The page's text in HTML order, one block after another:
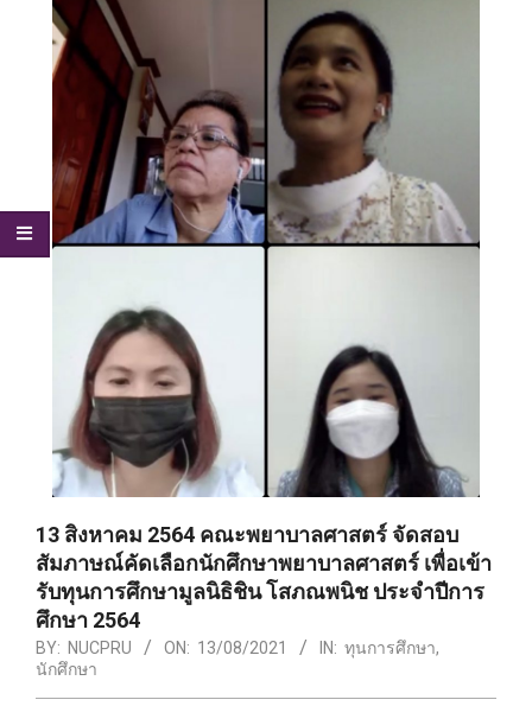
13 สิงหาคม 2564 คณะพยาบาลศาสตร์ จัดสอบ
สัมภาษณ์คัดเลือกนักศึกษาพยาบาลศาสตร์ เพื่อเข้า
รับทุนการศึกษามูลนิธิชิน โสภณพนิช ประจำปีการ
ศึกษา 2564
BY: NUCPRU ON: 13/08/2021 IN: ทุนการศึกษา,
นักศึกษา